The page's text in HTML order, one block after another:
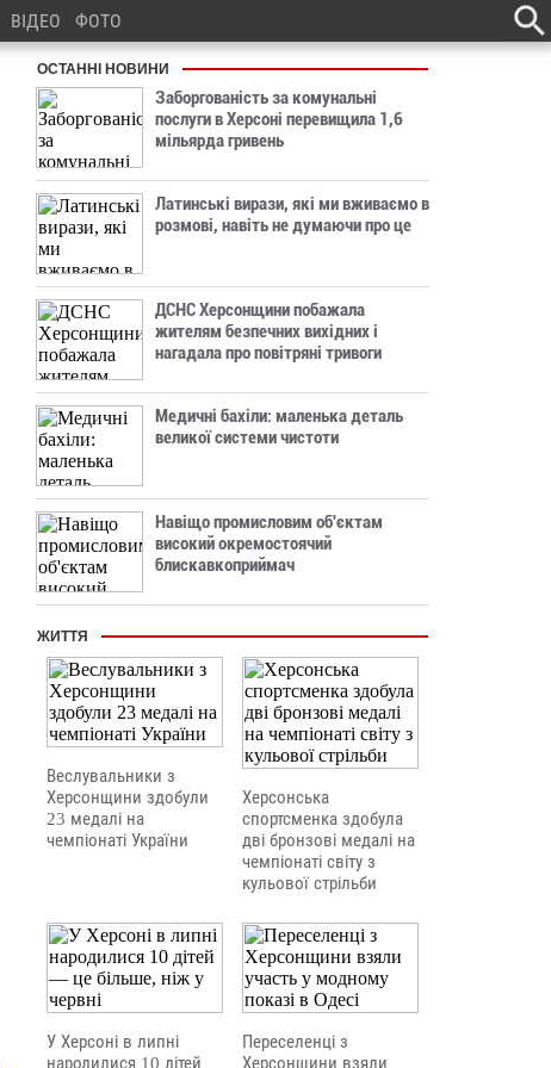
ВІДЕО ФОТО
ОСТАННІ НОВИНИ
Заборгованість за комунальні
послуги в Херсоні перевищила 1,6
мільярда гривень
Латинські вирази, які ми вживаємо в
розмові, навіть не думаючи про це
ДСНС Херсонщини побажала
жителям безпечних вихідних і
нагадала про повітряні тривоги
Медичні бахіли: маленька деталь
великої системи чистоти
Навіщо промисловим об'єктам
високий окремостоячий
блискавкоприймач
ЖИТТЯ
Веслувальники з
Херсонщини здобули
23 медалі на
чемпіонаті України
Херсонська
спортсменка здобула
дві бронзові медалі на
чемпіонаті світу з
кульової стрільби
У Херсоні в липні
народилися 10 дітей
Переселенці з
Херсонщини взяли